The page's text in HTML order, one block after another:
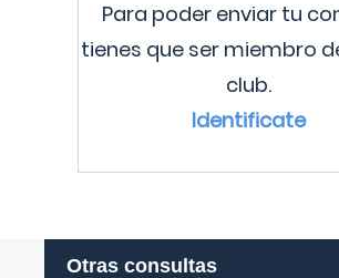
Para poder enviar tu
tienes que ser miembro de
club.
Identificate
Otras consultas